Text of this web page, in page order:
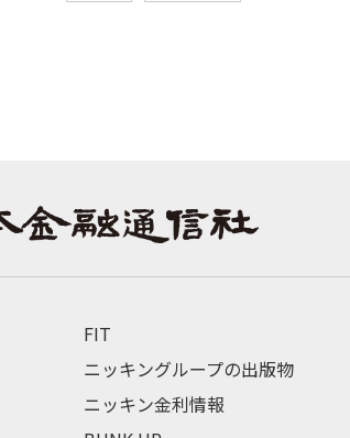
FIT
ニッキングループの出版物
ニッキン金利情報